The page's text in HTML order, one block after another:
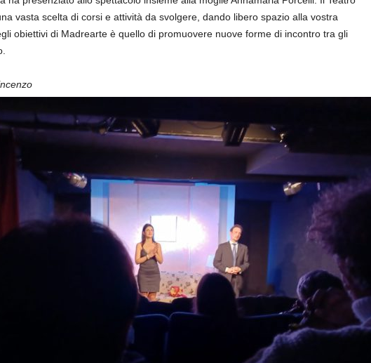
vasta scelta di corsi e attività da svolgere, dando libero spazio alla vostra
obiettivi di Madrearte è quello di promuovere nuove forme di incontro tra gli